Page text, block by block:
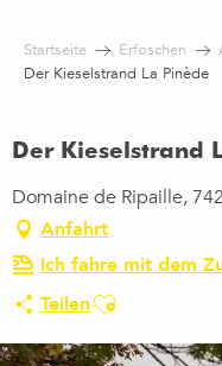
contenu
Startseite Erfoschen
Der Kieselstrand La Pinède
Der Kieselstrand
Domaine de Ripaille,
Anfahrt
Ich fahre mit dem
TeilenAjouter aux